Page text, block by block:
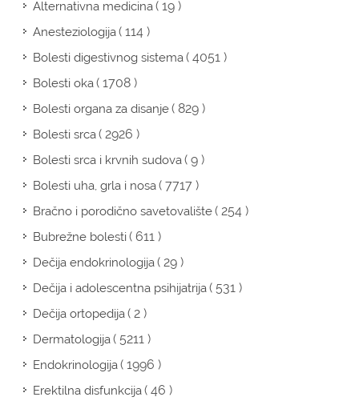
Alternativna medicina( 19 )
Anesteziologija( 114 )
Bolesti digestivnog sistema( 4051 )
Bolesti oka( 1708 )
Bolesti organa za disanje( 829 )
Bolesti srca( 2926 )
Bolesti srca i krvnih sudova( 9 )
Bolesti uha, grla i nosa( 7717 )
Bračno i porodično savetovalište( 254 )
Bubrežne bolesti( 611 )
Dečija endokrinologija( 29 )
Dečija i adolescentna psihijatrija( 531 )
Dečija ortopedija( 2 )
Dermatologija( 5211 )
Endokrinologija( 1996 )
Erektilna disfunkcija( 46 )